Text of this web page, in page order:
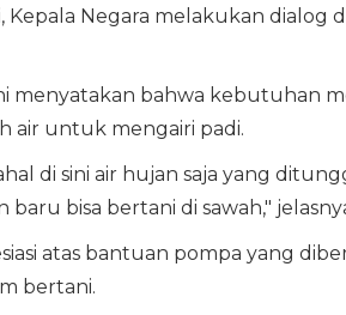
Kepala Negara melakukan dialog
menyatakan bahwa kebutuhan
air untuk mengairi padi.
di sini air hujan saja yang
bisa bertani di sawah,"
atas bantuan pompa yang
bertani.